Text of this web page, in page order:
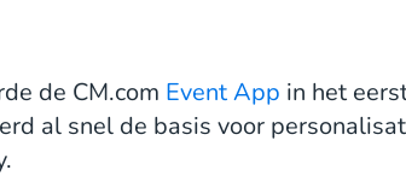
de CM.com Event App in het
al snel de basis voor